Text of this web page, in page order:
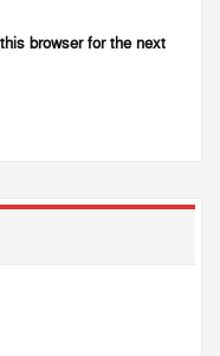
browser for the next